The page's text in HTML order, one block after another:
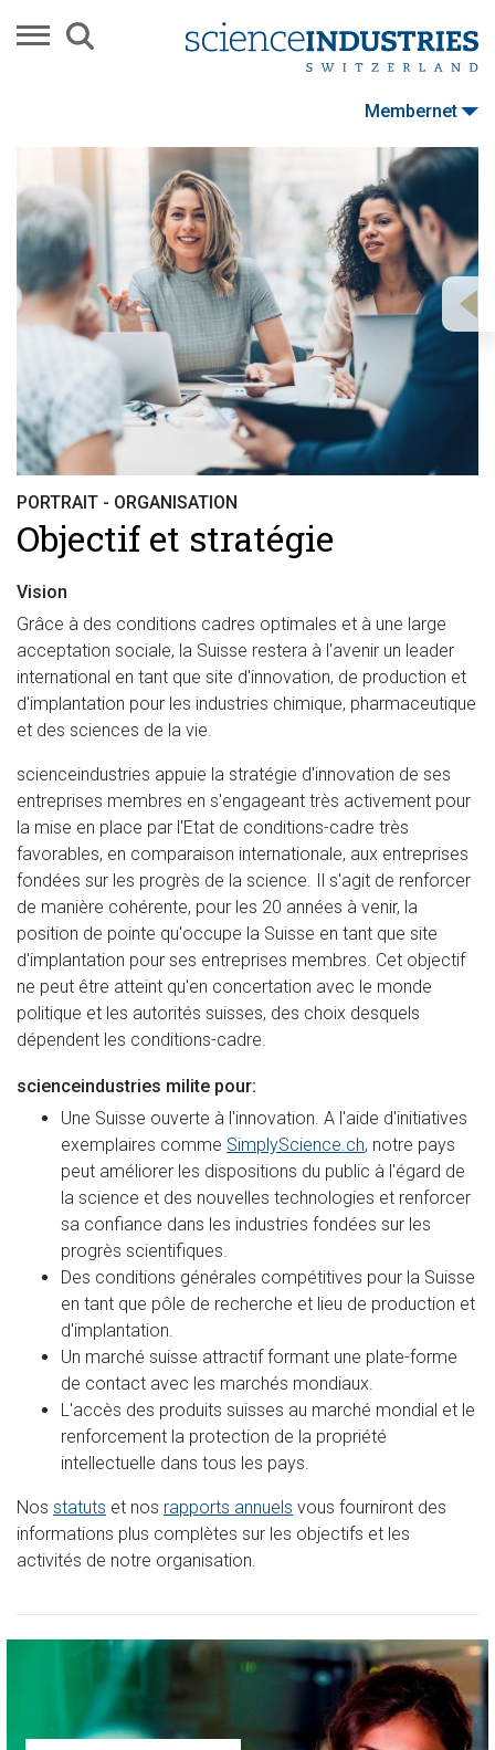
Membernet
PORTRAIT - ORGANISATION
Objectif et stratégie
Vision
Grâce à des conditions cadres optimales et à une large
acceptation sociale, la Suisse restera à l'avenir un leader
international en tant que site d'innovation, de production et
d'implantation pour les industries chimique, pharmaceutique
et des sciences de la vie.
scienceindustries appuie la stratégie d'innovation de ses
entreprises membres en s'engageant très activement pour
la mise en place par l'Etat de conditions-cadre très
favorables, en comparaison internationale, aux entreprises
fondées sur les progrès de la science. Il s'agit de renforcer
de manière cohérente, pour les 20 années à venir, la
position de pointe qu'occupe la Suisse en tant que site
d'implantation pour ses entreprises membres. Cet objectif
ne peut être atteint qu'en concertation avec le monde
politique et les autorités suisses, des choix desquels
dépendent les conditions-cadre.
scienceindustries milite pour:
Une Suisse ouverte à l'innovation. A l'aide d'initiatives
exemplaires comme SimplyScience.ch, notre pays
peut améliorer les dispositions du public à l'égard de
la science et des nouvelles technologies et renforcer
sa confiance dans les industries fondées sur les
progrès scientifiques.
Des conditions générales compétitives pour la Suisse
en tant que pôle de recherche et lieu de production et
d'implantation.
Un marché suisse attractif formant une plate-forme
de contact avec les marchés mondiaux.
L'accès des produits suisses au marché mondial et le
renforcement la protection de la propriété
intellectuelle dans tous les pays.
Nos statuts et nos rapports annuels vous fourniront des
informations plus complètes sur les objectifs et les
activités de notre organisation.